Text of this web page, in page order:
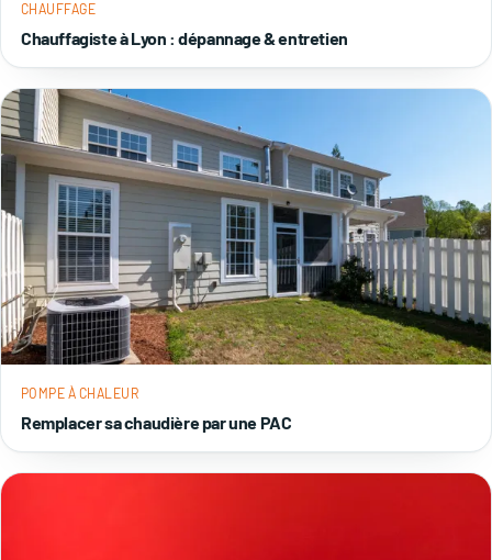
CHAUFFAGE
Chauffagiste à Lyon : dépannage & entretien
POMPE À CHALEUR
Remplacer sa chaudière par une PAC